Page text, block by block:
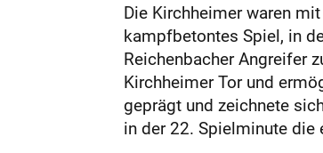
Die Kirchheimer waren
kampfbetontes Spiel, in
Reichenbacher Angreifer
Kirchheimer Tor und
geprägt und zeichnete
in der 22. Spielminute die